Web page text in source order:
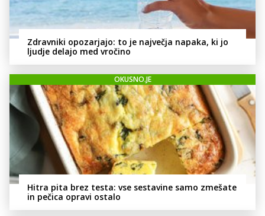
Zdravniki opozarjajo: to je največja napaka, ki jo
ljudje delajo med vročino
OKUSNO.JE
Hitra pita brez testa: vse sestavine samo zmešate
in pečica opravi ostalo